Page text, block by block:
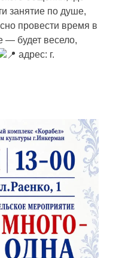
занятие по душе,
провести время в
— будет весело,
адрес: г.